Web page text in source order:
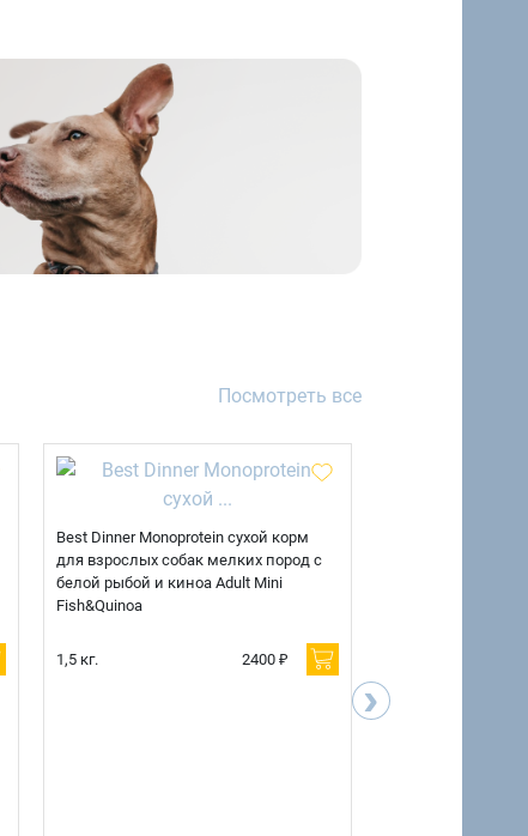
Посмотреть все
Best Dinner Monoprotein сухой корм
для взрослых собак мелких пород с
белой рыбой и киноа Adult Mini
Fish&Quinoa
1,5 кг. 2400 ₽
7 кг.
›